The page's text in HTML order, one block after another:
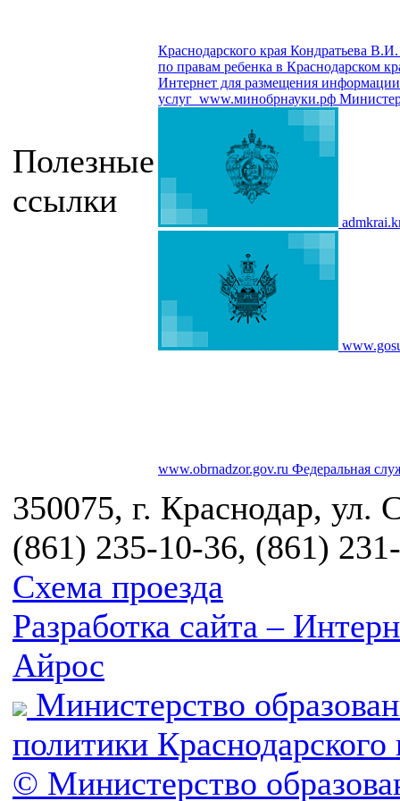
Полезные
ссылки
Краснодарского края Кондратьева В.И.
по правам ребенка в Краснодарском
Интернет для размещения информации
услуг www.минобрнауки.рф
www.obrnadzor.gov.ru Федеральная
350075, г. Краснодар, ул.
(861) 235-10-36, (861)
Схема проезда
Разработка сайта –
Айрос
Министерство
политики Краснодарского
© Министерство